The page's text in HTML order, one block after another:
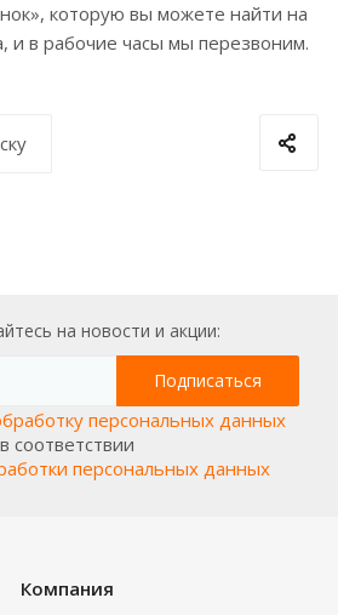
которую вы можете найти на
и в рабочие часы мы перезвоним.
на новости и акции:
персональных данных
в соответствии
персональных данных
Компания